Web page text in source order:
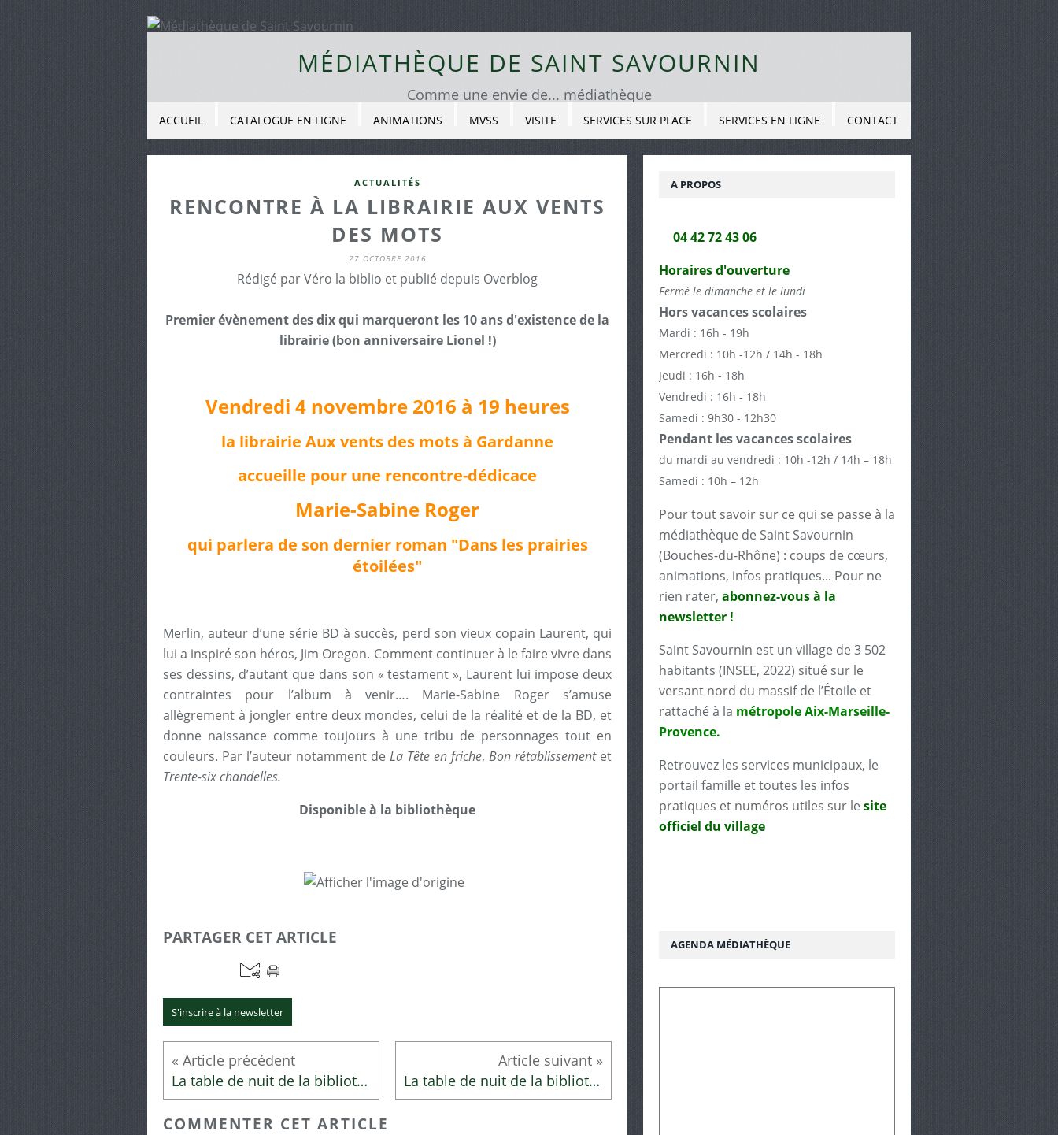
MÉDIATHÈQUE DE SAINT SAVOURNIN
Comme une envie de... médiathèque
ACCUEIL CATALOGUE EN LIGNE ANIMATIONS MVSS VISITE SERVICES SUR PLACE SERVICES EN LIGNE CONTACT
ACTUALITÉS
RENCONTRE À LA LIBRAIRIE AUX VENTS
DES MOTS
27 OCTOBRE 2016
Rédigé par Véro la biblio et publié depuis Overblog
Premier évènement des dix qui marqueront les 10 ans d'existence de la
librairie (bon anniversaire Lionel !)
Vendredi 4 novembre 2016 à 19 heures
la librairie Aux vents des mots à Gardanne
accueille pour une rencontre-dédicace
Marie-Sabine Roger
qui parlera de son dernier roman "Dans les prairies
étoilées"
Merlin, auteur d’une série BD à succès, perd son vieux copain Laurent, qui
lui a inspiré son héros, Jim Oregon. Comment continuer à le faire vivre dans
ses dessins, d’autant que dans son « testament », Laurent lui impose deux
contraintes pour l’album à venir…. Marie-Sabine Roger s’amuse
allègrement à jongler entre deux mondes, celui de la réalité et de la BD, et
donne naissance comme toujours à une tribu de personnages tout en
couleurs. Par l’auteur notamment de La Tête en friche, Bon rétablissementet
Trente-six chandelles.
Disponible à la bibliothèque
PARTAGER CET ARTICLE
S'inscrire à la newsletter
La table de nuit de la bibliothécaire La table de nuit de la bibliothécaire
COMMENTER CET ARTICLE
A PROPOS
04 42 72 43 06
Horaires d'ouverture
Fermé le dimanche et le lundi
Hors vacances scolaires
Mardi : 16h - 19h
Mercredi : 10h -12h / 14h - 18h
Jeudi : 16h - 18h
Vendredi : 16h - 18h
Samedi : 9h30 - 12h30
Pendant les vacances scolaires
du mardi au vendredi : 10h -12h / 14h – 18h
Samedi : 10h – 12h
Pour tout savoir sur ce qui se passe à la
médiathèque de Saint Savournin
(Bouches-du-Rhône) : coups de cœurs,
animations, infos pratiques... Pour ne
rien rater, abonnez-vous à la
newsletter !
Saint Savournin est un village de 3 502
habitants (INSEE, 2022) situé sur le
versant nord du massif de l’Étoile et
rattaché à la métropole Aix-Marseille-
Provence.
Retrouvez les services municipaux, le
portail famille et toutes les infos
pratiques et numéros utiles sur le site
officiel du village
AGENDA MÉDIATHÈQUE